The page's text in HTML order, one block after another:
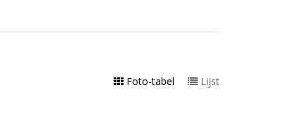
Foto-tabel Lijst